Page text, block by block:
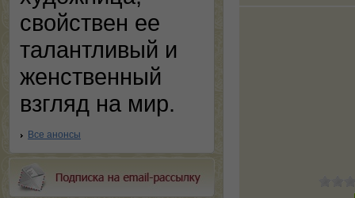
свойствен ее
талантливый и
женственный
взгляд на мир.
Все анонсы